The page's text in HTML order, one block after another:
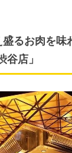
るお肉を味
谷店」